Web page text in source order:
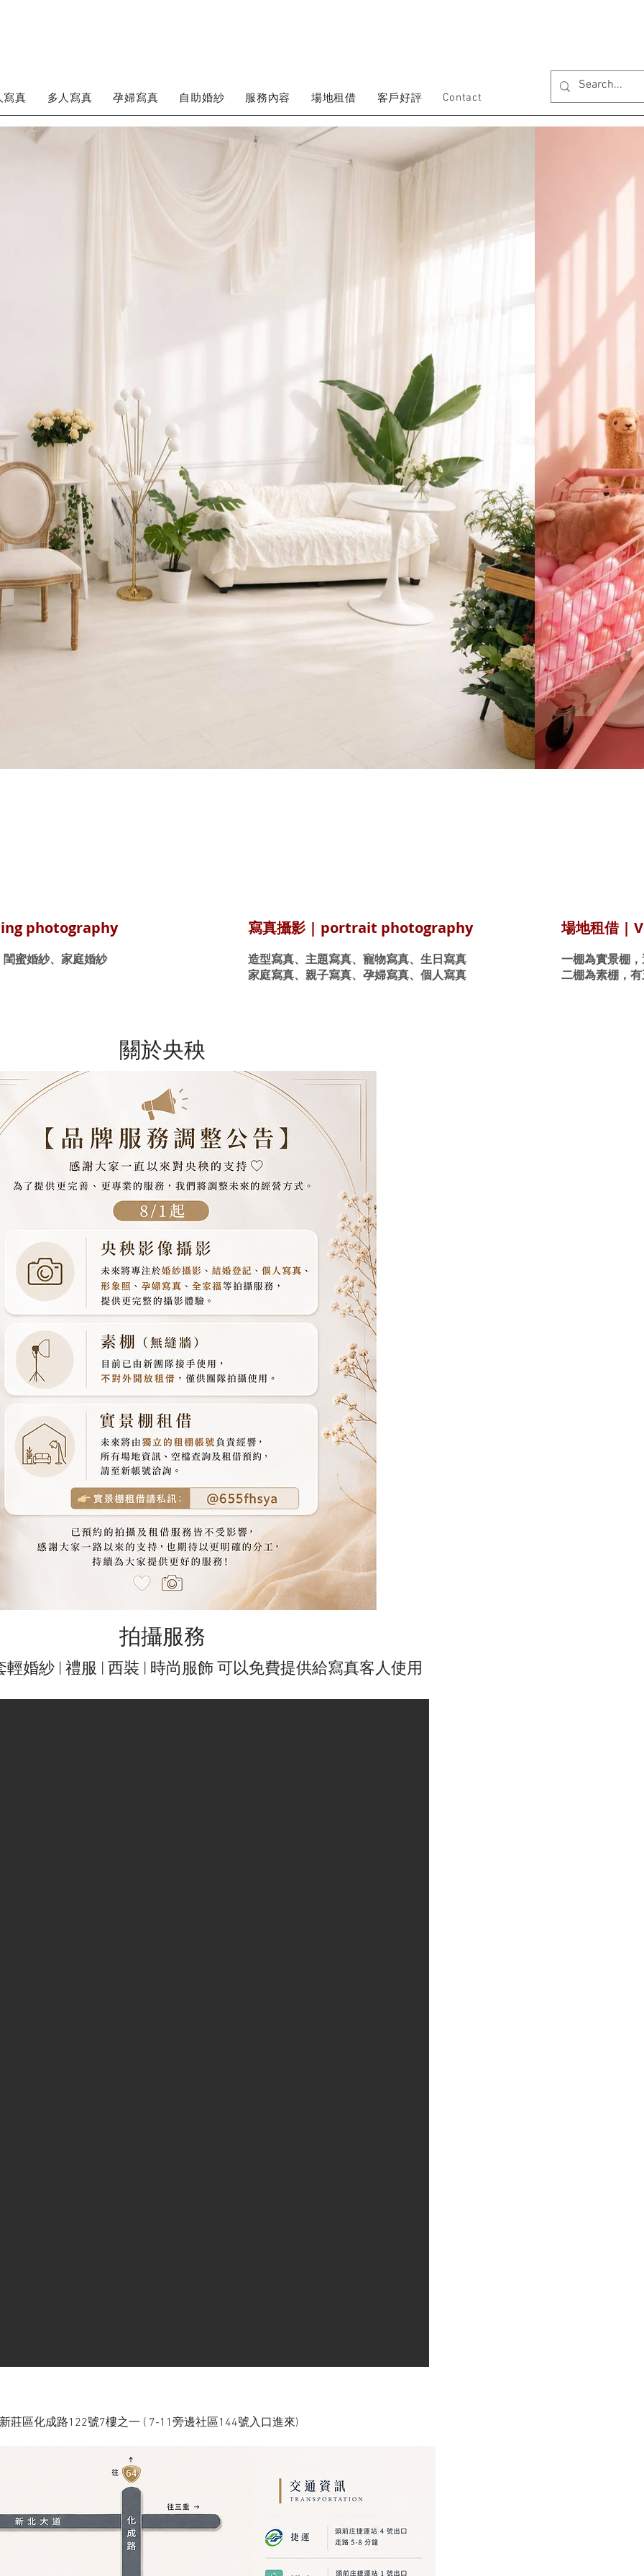
寫真 多人寫真 孕婦寫真 自助婚紗 服務內容 場地租借 客戶好評 Contact
photography
蜜婚紗、家庭婚紗
寫真攝影 | portrait photography 場地租借 |
造型寫真、主題寫真、寵物寫真、生日寫真
​家庭寫真、親子寫真、孕婦寫真、個人寫真
一棚為實景棚
二棚為素棚，
關於央秧
拍攝服務
輕婚紗 | 禮服 | 西裝 | 時尚服飾 可以免費提供給寫真客人使用
莊區化成路122號7樓之一 ( 7-11旁邊社區144號入口進來)